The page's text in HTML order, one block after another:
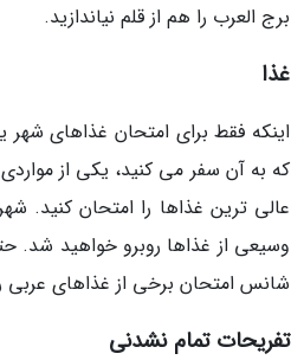
برج العرب را هم از قلم نیاندازید.
غذا
اینکه فقط برای امتحان غذاهای
که به آن سفر می کنید، یکی از
عالی ترین غذاها را امتحان کنید.
وسیعی از غذاها روبرو خواهید شد.
شانس امتحان برخی از غذاهای عربی
تفریحات تمام نشدنی